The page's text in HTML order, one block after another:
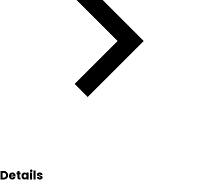
Details